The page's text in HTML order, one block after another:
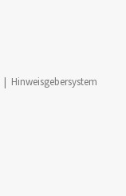
Hinweisgebersystem